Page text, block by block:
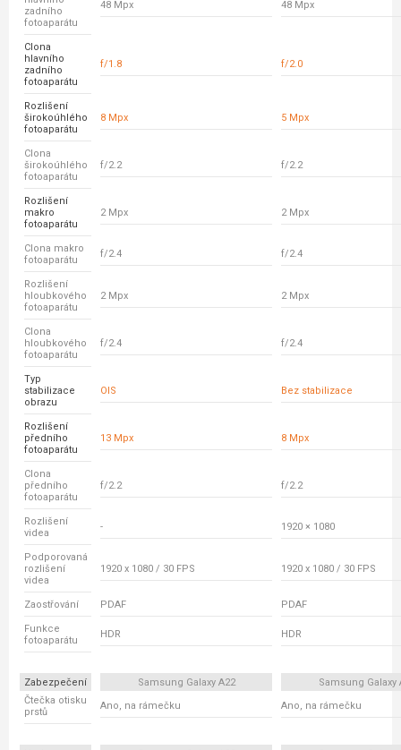
zadního
fotoaparátu
48 Mpx 48 Mpx
Clona
hlavního
zadního
fotoaparátu
f/1.8 f/2.0
Rozlišení
širokoúhlého
fotoaparátu
8 Mpx 5 Mpx
Clona
širokoúhlého
fotoaparátu
f/2.2 f/2.2
Rozlišení
makro
fotoaparátu
2 Mpx 2 Mpx
Clona makro
fotoaparátu
f/2.4 f/2.4
Rozlišení
hloubkového
fotoaparátu
2 Mpx 2 Mpx
Clona
hloubkového
fotoaparátu
f/2.4 f/2.4
Typ
stabilizace
obrazu
OIS Bez stabilizace
Rozlišení
předního
fotoaparátu
13 Mpx 8 Mpx
Clona
předního
fotoaparátu
f/2.2 f/2.2
Rozlišení
videa
- 1920 × 1080
Podporovaná
rozlišení
videa
1920 x 1080 / 30 FPS 1920 x 1080 / 30 FPS
Zaostřování PDAF PDAF
Funkce
fotoaparátu
HDR HDR
Zabezpečení Samsung Galaxy A22
Samsung Galaxy
Čtečka otisku
prstů
Ano, na rámečku Ano, na rámečku